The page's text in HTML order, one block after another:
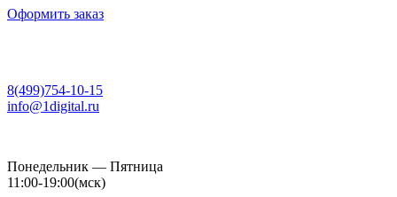
Оформить заказ
8(499)754-10-15
info@1digital.ru
Понедельник — Пятница
11:00-19:00(мск)